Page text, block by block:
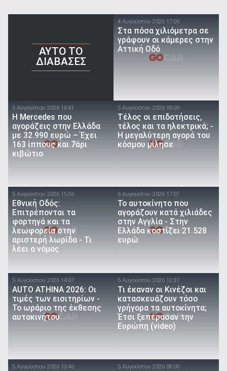
AYTO TO
ΔΙΑΒΑΣΕΣ
4 Αυγούστου 2026 17:00
Στα πόσα χιλιόμετρα σε
γράφουν οι κάμερες στην
Αττική Οδό
5 Αυγούστου 2026 16:41
Η Mercedes που
αγοράζεις στην Ελλάδα
με 32.990 ευρώ – Έχει
163 ίππους και 7άρι
κιβώτιο
5 Αυγούστου 2026 18:00
Τέλος οι επιδοτήσεις,
τέλος και τα ηλεκτρικά; -
Η μεγαλύτερη αγορά του
κόσμου μίλησε
5 Αυγούστου 2026 15:36
Εθνική Οδός:
Επιτρέπονται τα
φορτηγά και τα
λεωφορεία στην
αριστερή λωρίδα - Τι
λέει ο νόμος
6 Αυγούστου 2026 17:07
To αυτοκίνητο που
αγοράζουν κατά χιλιάδες
στην Αγγλία - Στην
Ελλάδα κοστίζει 21.528
ευρώ
5 Αυγούστου 2026 14:07
AUTO ATHINA 2026: Οι
τιμές των εισιτηρίων -
Το ωράριο της έκθεσης
αυτοκινήτου
6 Αυγούστου 2026 12:37
Τι έκαναν οι Κινέζοι και
κατασκευάζουν τόσο
γρήγορα τα αυτοκίνητα;
Έτσι ξεπέρασαν την
Ευρώπη (video)
5 Αυγούστου 2026 13:46 5 Αυγούστου 2026 09:00